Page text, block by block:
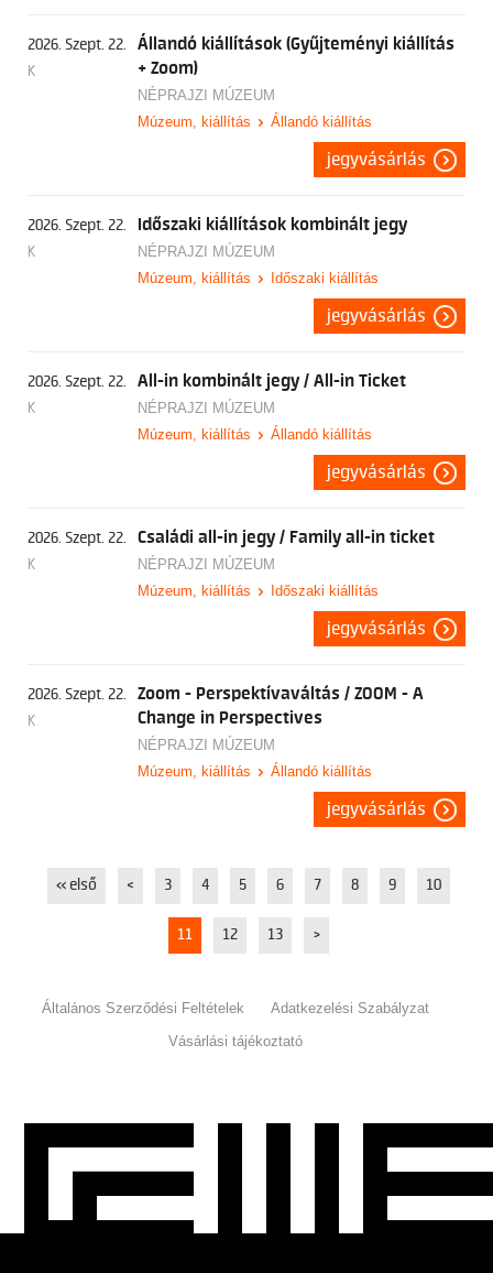
2026. Szept. 22.
K
Állandó kiállítások (Gyűjteményi kiállítás
+ Zoom)
NÉPRAJZI MÚZEUM
Múzeum, kiállítás
Állandó kiállítás
jegyvásárlás
2026. Szept. 22.
K
Időszaki kiállítások kombinált jegy
NÉPRAJZI MÚZEUM
Múzeum, kiállítás
Időszaki kiállítás
jegyvásárlás
2026. Szept. 22.
K
All-in kombinált jegy / All-in Ticket
NÉPRAJZI MÚZEUM
Múzeum, kiállítás
Állandó kiállítás
jegyvásárlás
2026. Szept. 22.
K
Családi all-in jegy / Family all-in ticket
NÉPRAJZI MÚZEUM
Múzeum, kiállítás
Időszaki kiállítás
jegyvásárlás
2026. Szept. 22.
K
Zoom - Perspektívaváltás / ZOOM - A
Change in Perspectives
NÉPRAJZI MÚZEUM
Múzeum, kiállítás
Állandó kiállítás
jegyvásárlás
« első < 3 4 5 6 7 8 9 10
11 12 13 >
Általános Szerződési Feltételek
Adatkezelési Szabályzat
Vásárlási tájékoztató